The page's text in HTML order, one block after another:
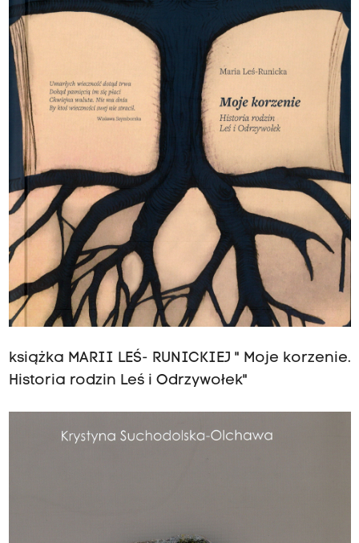
książka MARII LEŚ- RUNICKIEJ " Moje korzenie.
Historia rodzin Leś i Odrzywołek"